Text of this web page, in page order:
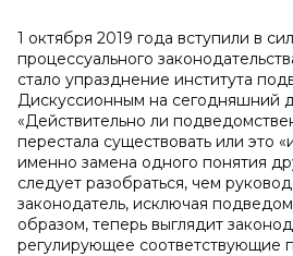
1 октября 2019 года вступили в
процессуального
стало упразднение института
Дискуссионным на сегодняшний
«Действительно ли
перестала существовать или это
именно замена одного понятия
следует разобраться, чем
законодатель, исключая
образом, теперь выглядит
регулирующее соответствующие